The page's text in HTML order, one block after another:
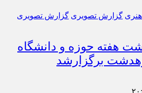
گزارش تصویری گزارش تصویری
هفته حوزه و دانشگاه
برگزارشد